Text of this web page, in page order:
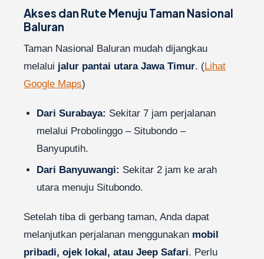
Akses dan Rute Menuju Taman Nasional
Baluran
Taman Nasional Baluran mudah dijangkau
melalui jalur pantai utara Jawa Timur. (Lihat
Google Maps)
Dari Surabaya: Sekitar 7 jam perjalanan
melalui Probolinggo – Situbondo –
Banyuputih.
Dari Banyuwangi: Sekitar 2 jam ke arah
utara menuju Situbondo.
Setelah tiba di gerbang taman, Anda dapat
melanjutkan perjalanan menggunakan mobil
pribadi, ojek lokal, atau Jeep Safari. Perlu